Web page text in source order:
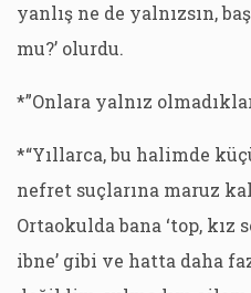
yanlış ne de yalnızsın,
mu?’ olurdu.
*”Onlara yalnız
*“Yıllarca, bu halimde
nefret suçlarına maruz
Ortaokulda bana ‘top, kız
ibne’ gibi ve hatta daha